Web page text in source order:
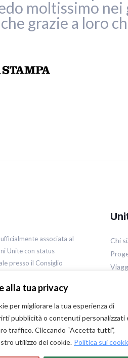
alla tua privacy
per migliorare la tua esperienza di
pubblicità o contenuti personalizzati
traffico. Cliccando “Accetta tutti”,
utilizzo dei cookie. Politica sui
moltissimo nei
grazie a loro
associata al
Unite con status
presso il Consiglio
Chi